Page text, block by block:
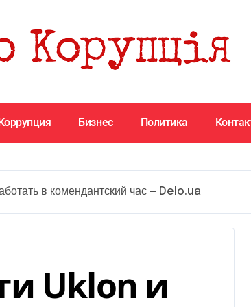
Бизнес Политика
в комендантский час — Delo.ua
Uklon и